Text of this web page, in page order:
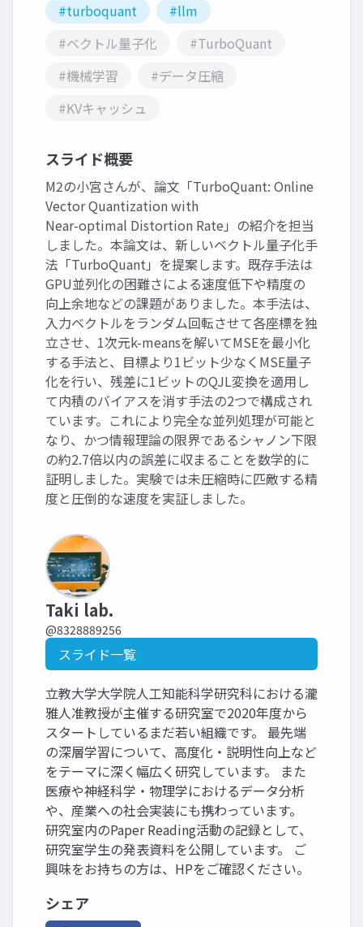
#turboquant
#llm
#ベクトル量子化
#TurboQuant
#機械学習
#データ圧縮
#KVキャッシュ
スライド概要
M2の小宮さんが、論文「TurboQuant: Online
Vector Quantization with
Near-optimal Distortion Rate」の紹介を担当
しました。本論文は、新しいベクトル量子化手
法「TurboQuant」を提案します。既存手法は
GPU並列化の困難さによる速度低下や精度の
向上余地などの課題がありました。本手法は、
入力ベクトルをランダム回転させて各座標を独
立させ、1次元k-meansを解いてMSEを最小化
する手法と、目標より1ビット少なくMSE量子
化を行い、残差に1ビットのQJL変換を適用し
て内積のバイアスを消す手法の2つで構成され
ています。これにより完全な並列処理が可能と
なり、かつ情報理論の限界であるシャノン下限
の約2.7倍以内の誤差に収まることを数学的に
証明しました。実験では未圧縮時に匹敵する精
度と圧倒的な速度を実証しました。
Taki lab.
@8328889256
スライド一覧
立教大学大学院人工知能科学研究科における瀧
雅人准教授が主催する研究室で2020年度から
スタートしているまだ若い組織です。 最先端
の深層学習について、高度化・説明性向上など
をテーマに深く幅広く研究しています。 また
医療や神経科学・物理学におけるデータ分析
や、産業への社会実装にも携わっています。
研究室内のPaper Reading活動の記録として、
研究室学生の発表資料を公開しています。 ご
興味をお持ちの方は、HPをご確認ください。
シェア